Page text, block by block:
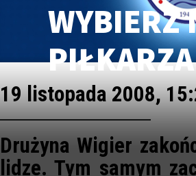
WYBIERZ
19 listopada 2008,
Drużyna Wigier
lidze. Tym samym